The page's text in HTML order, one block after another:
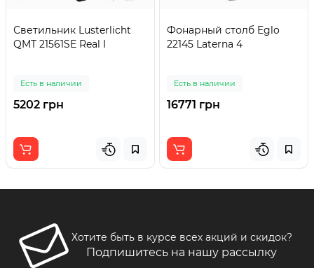
Светильник Lusterlicht
QMT 21561SE Real I
Есть в наличии
5202 грн
Фонарный столб Eglo
22145 Laterna 4
Есть в наличии
16771 грн
Хотите быть в курсе всех акций и скидок?
Подпишитесь на нашу рассылку